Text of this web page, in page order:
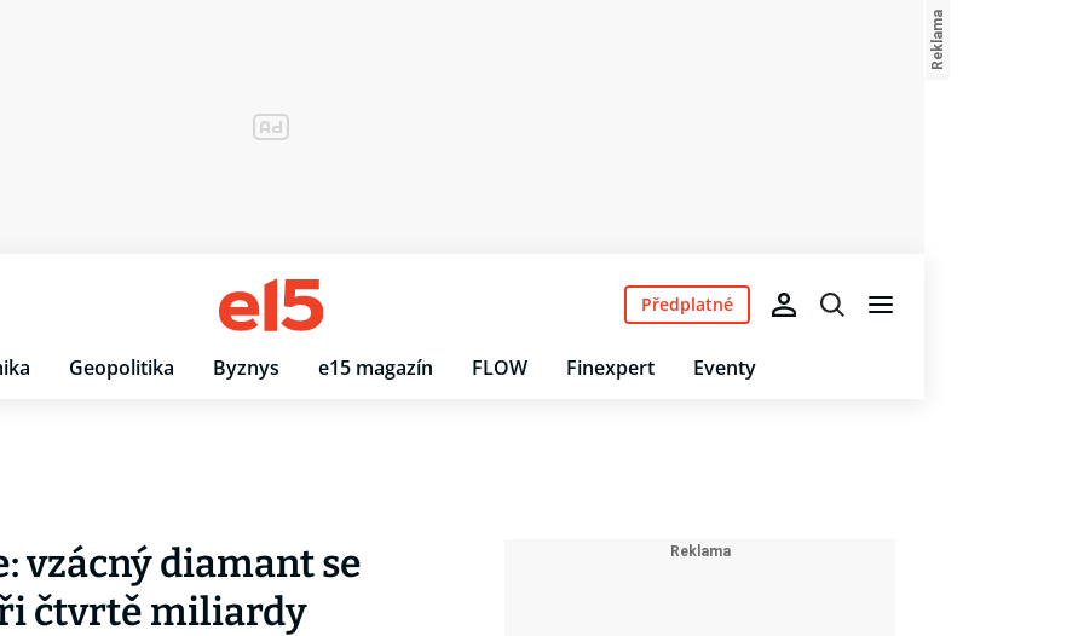
Geopolitika Byznys e15 magazín FLOW Finexpert Eventy
Předplatné
vzácný diamant se
čtvrtě miliardy